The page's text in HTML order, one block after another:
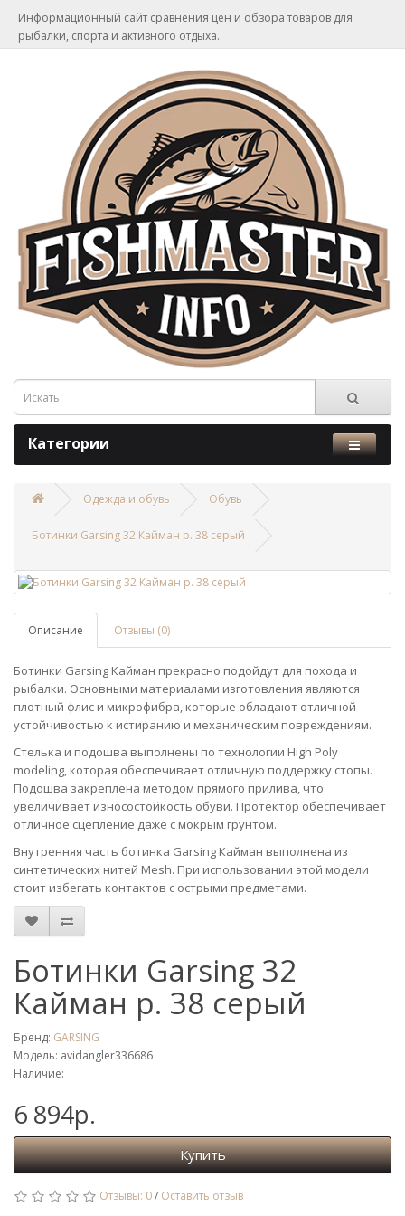
Информационный сайт сравнения цен и обзора товаров для
рыбалки, спорта и активного отдыха.
Категории
Одежда и обувь Обувь
Ботинки Garsing 32 Кайман р. 38 серый
Описание Отзывы (0)
Ботинки Garsing Кайман прекрасно подойдут для похода и
рыбалки. Основными материалами изготовления являются
плотный флис и микрофибра, которые обладают отличной
устойчивостью к истиранию и механическим повреждениям.
Стелька и подошва выполнены по технологии High Poly
modeling, которая обеспечивает отличную поддержку стопы.
Подошва закреплена методом прямого прилива, что
увеличивает износостойкость обуви. Протектор обеспечивает
отличное сцепление даже с мокрым грунтом.
Внутренняя часть ботинка Garsing Кайман выполнена из
синтетических нитей Mesh. При использовании этой модели
стоит избегать контактов с острыми предметами.
Ботинки Garsing 32
Кайман р. 38 серый
Бренд: GARSING
Модель: avidangler336686
Наличие:
6 894р.
Купить
Отзывы: 0/ Оставить отзыв